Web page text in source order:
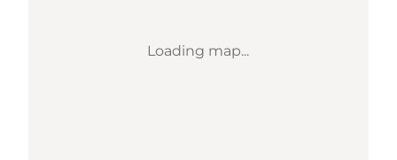
Loading map...